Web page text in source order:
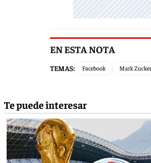
EN ESTA NOTA
TEMAS: Facebook Mark